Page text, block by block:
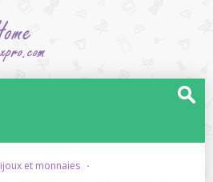
bijoux et monnaies ·